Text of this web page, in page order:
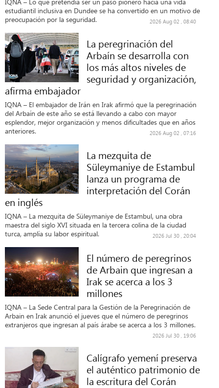
estudiantil inclusiva en Dundee se ha convertido en un motivo de
preocupación por la seguridad.
2026 Aug 02 , 08:40
La peregrinación del
Arbaín se desarrolla con
los más altos niveles de
seguridad y organización,
afirma embajador
IQNA – El embajador de Irán en Irak afirmó que la peregrinación
del Arbaín de este año se está llevando a cabo con mayor
esplendor, mejor organización y menos dificultades que en años
anteriores.
2026 Aug 02 , 07:16
La mezquita de
Süleymaniye de Estambul
lanza un programa de
interpretación del Corán
en inglés
IQNA – La mezquita de Süleymaniye de Estambul, una obra
maestra del siglo XVI situada en la tercera colina de la ciudad
turca, amplía su labor espiritual.
2026 Jul 30 , 20:04
El número de peregrinos
de Arbain que ingresan a
Irak se acerca a los 3
millones
IQNA – La Sede Central para la Gestión de la Peregrinación de
Arbain en Irak anunció el jueves que el número de peregrinos
extranjeros que ingresan al país árabe se acerca a los 3 millones.
2026 Jul 30 , 19:06
Calígrafo yemení preserva
el auténtico patrimonio de
la escritura del Corán